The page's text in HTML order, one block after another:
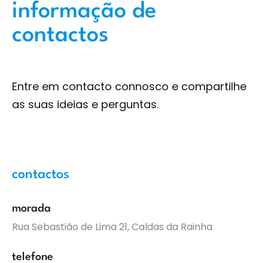
informação de
contactos
Entre em contacto connosco e compartilhe
as suas ideias e perguntas.
contactos
morada
Rua Sebastião de Lima 21, Caldas da Rainha
telefone